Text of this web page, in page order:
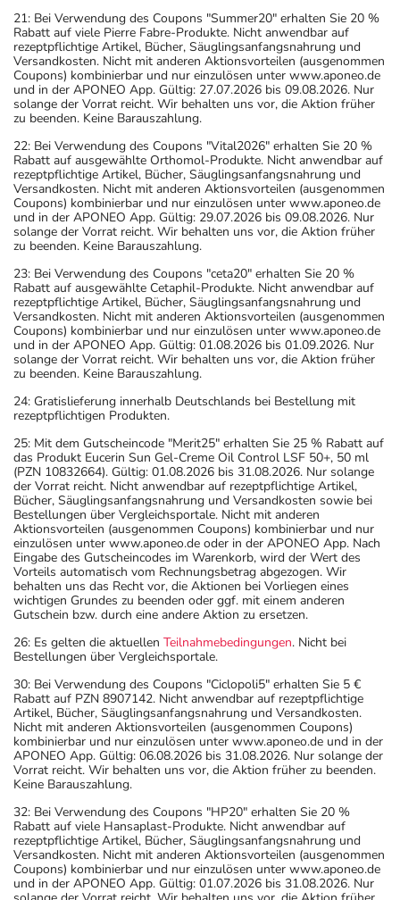
21: Bei Verwendung des Coupons "Summer20" erhalten Sie 20 %
Rabatt auf viele Pierre Fabre-Produkte. Nicht anwendbar auf
rezeptpflichtige Artikel, Bücher, Säuglingsanfangsnahrung und
Versandkosten. Nicht mit anderen Aktionsvorteilen (ausgenommen
Coupons) kombinierbar und nur einzulösen unter www.aponeo.de
und in der APONEO App. Gültig: 27.07.2026 bis 09.08.2026. Nur
solange der Vorrat reicht. Wir behalten uns vor, die Aktion früher
zu beenden. Keine Barauszahlung.
22: Bei Verwendung des Coupons "Vital2026" erhalten Sie 20 %
Rabatt auf ausgewählte Orthomol-Produkte. Nicht anwendbar auf
rezeptpflichtige Artikel, Bücher, Säuglingsanfangsnahrung und
Versandkosten. Nicht mit anderen Aktionsvorteilen (ausgenommen
Coupons) kombinierbar und nur einzulösen unter www.aponeo.de
und in der APONEO App. Gültig: 29.07.2026 bis 09.08.2026. Nur
solange der Vorrat reicht. Wir behalten uns vor, die Aktion früher
zu beenden. Keine Barauszahlung.
23: Bei Verwendung des Coupons "ceta20" erhalten Sie 20 %
Rabatt auf ausgewählte Cetaphil-Produkte. Nicht anwendbar auf
rezeptpflichtige Artikel, Bücher, Säuglingsanfangsnahrung und
Versandkosten. Nicht mit anderen Aktionsvorteilen (ausgenommen
Coupons) kombinierbar und nur einzulösen unter www.aponeo.de
und in der APONEO App. Gültig: 01.08.2026 bis 01.09.2026. Nur
solange der Vorrat reicht. Wir behalten uns vor, die Aktion früher
zu beenden. Keine Barauszahlung.
24: Gratislieferung innerhalb Deutschlands bei Bestellung mit
rezeptpflichtigen Produkten.
25: Mit dem Gutscheincode "Merit25" erhalten Sie 25 % Rabatt auf
das Produkt Eucerin Sun Gel-Creme Oil Control LSF 50+, 50 ml
(PZN 10832664). Gültig: 01.08.2026 bis 31.08.2026. Nur solange
der Vorrat reicht. Nicht anwendbar auf rezeptpflichtige Artikel,
Bücher, Säuglingsanfangsnahrung und Versandkosten sowie bei
Bestellungen über Vergleichsportale. Nicht mit anderen
Aktionsvorteilen (ausgenommen Coupons) kombinierbar und nur
einzulösen unter www.aponeo.de oder in der APONEO App. Nach
Eingabe des Gutscheincodes im Warenkorb, wird der Wert des
Vorteils automatisch vom Rechnungsbetrag abgezogen. Wir
behalten uns das Recht vor, die Aktionen bei Vorliegen eines
wichtigen Grundes zu beenden oder ggf. mit einem anderen
Gutschein bzw. durch eine andere Aktion zu ersetzen.
26: Es gelten die aktuellen Teilnahmebedingungen. Nicht bei
Bestellungen über Vergleichsportale.
30: Bei Verwendung des Coupons "Ciclopoli5" erhalten Sie 5 €
Rabatt auf PZN 8907142. Nicht anwendbar auf rezeptpflichtige
Artikel, Bücher, Säuglingsanfangsnahrung und Versandkosten.
Nicht mit anderen Aktionsvorteilen (ausgenommen Coupons)
kombinierbar und nur einzulösen unter www.aponeo.de und in der
APONEO App. Gültig: 06.08.2026 bis 31.08.2026. Nur solange der
Vorrat reicht. Wir behalten uns vor, die Aktion früher zu beenden.
Keine Barauszahlung.
32: Bei Verwendung des Coupons "HP20" erhalten Sie 20 %
Rabatt auf viele Hansaplast-Produkte. Nicht anwendbar auf
rezeptpflichtige Artikel, Bücher, Säuglingsanfangsnahrung und
Versandkosten. Nicht mit anderen Aktionsvorteilen (ausgenommen
Coupons) kombinierbar und nur einzulösen unter www.aponeo.de
und in der APONEO App. Gültig: 01.07.2026 bis 31.08.2026. Nur